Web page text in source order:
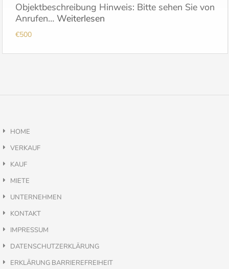
Objektbeschreibung Hinweis: Bitte sehen Sie von
Anrufen… Weiterlesen
€500
HOME
VERKAUF
KAUF
MIETE
UNTERNEHMEN
KONTAKT
IMPRESSUM
DATENSCHUTZERKLÄRUNG
ERKLÄRUNG BARRIEREFREIHEIT